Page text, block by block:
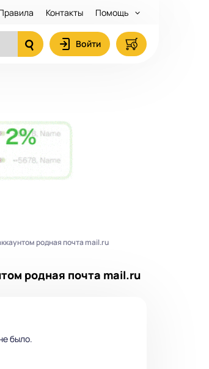
Контакты Помощь
Войти
родная почта mail.ru
родная почта mail.ru
было.